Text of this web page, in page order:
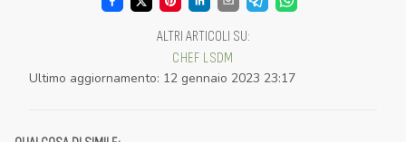
ALTRI ARTICOLI SU:
CHEF LSDM
Ultimo aggiornamento: 12 gennaio 2023 23:17